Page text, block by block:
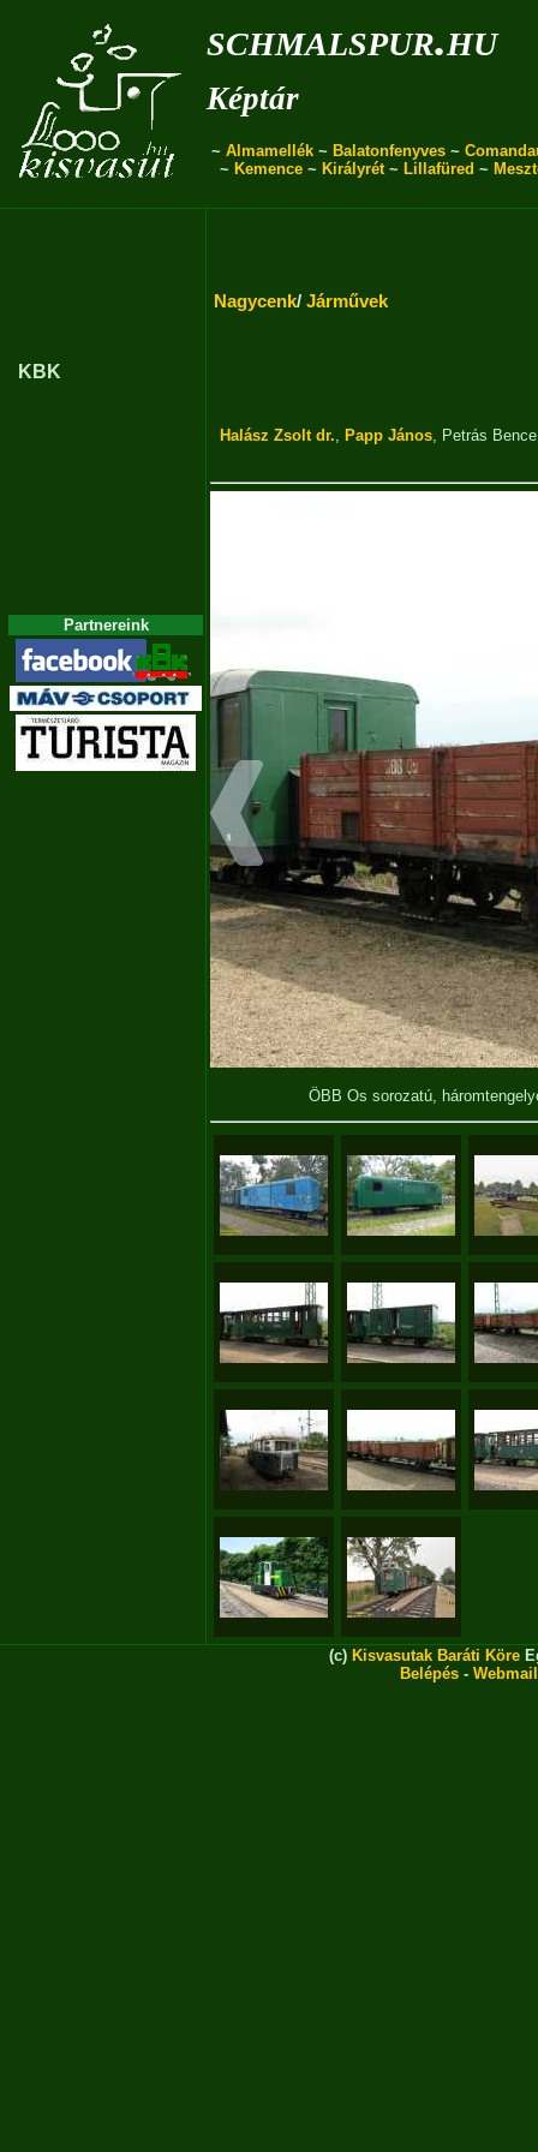
schmalspur.hu
Képtár
~ Almamellék ~ Balatonfenyves ~
~ Kemence~ Királyrét~ Lillafüred ~
KBK
Partnereink
Nagycenk/ Járművek
Halász Zsolt dr., Papp János, Petrás Bence
ÖBB Os sorozatú,
(c) Kisvasutak Baráti Köre
Belépés - Webmail